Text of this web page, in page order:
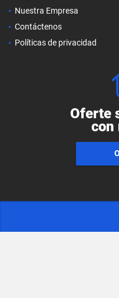
Nuestra Empresa
Contáctenos
Políticas de privacidad
Oferte
con